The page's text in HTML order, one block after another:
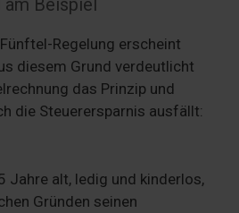
Beispiel
Regelung erscheint
diesem Grund verdeutlicht
das Prinzip und
die Steuerersparnis ausfällt:
Jahre alt, ledig und kinderlos,
Gründen seinen